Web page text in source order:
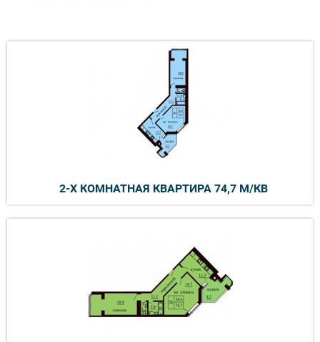
2-Х КОМНАТНАЯ КВАРТИРА 74,7 М/КВ